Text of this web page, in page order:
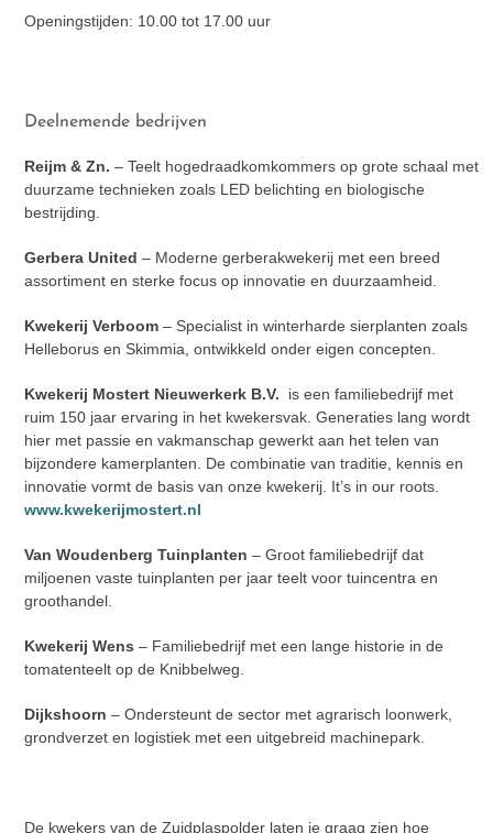
Openingstijden: 10.00 tot 17.00 uur
Deelnemende bedrijven
Reijm & Zn.–Teelt hogedraadkomkommers op grote schaal met
duurzame technieken zoals LED belichting en biologische
bestrijding.
Gerbera United – Moderne gerberakwekerij met een breed
assortiment en sterke focus op innovatie en duurzaamheid.
Kwekerij Verboom – Specialist in winterharde sierplanten zoals
Helleborus en Skimmia, ontwikkeld onder eigen concepten.
Kwekerij Mostert Nieuwerkerk B.V.
is een familiebedrijf met
ruim 150 jaar ervaring in het kwekersvak. Generaties lang wordt
hier met passie en vakmanschap gewerkt aan het telen van
bijzondere kamerplanten. De combinatie van traditie, kennis en
innovatie vormt de basis van onze kwekerij. It’s in our roots.
www.kwekerijmostert.nl
Van Woudenberg Tuinplanten –Groot familiebedrijf dat
miljoenen vaste tuinplanten per jaar teelt voor tuincentra en
groothandel.
Kwekerij Wens – Familiebedrijf met een lange historie in de
tomatenteelt op de Knibbelweg.
Dijkshoorn –Ondersteunt de sector met agrarisch loonwerk,
grondverzet en logistiek met een uitgebreid machinepark.
De kwekers van de Zuidplaspolder laten je graag zien hoe